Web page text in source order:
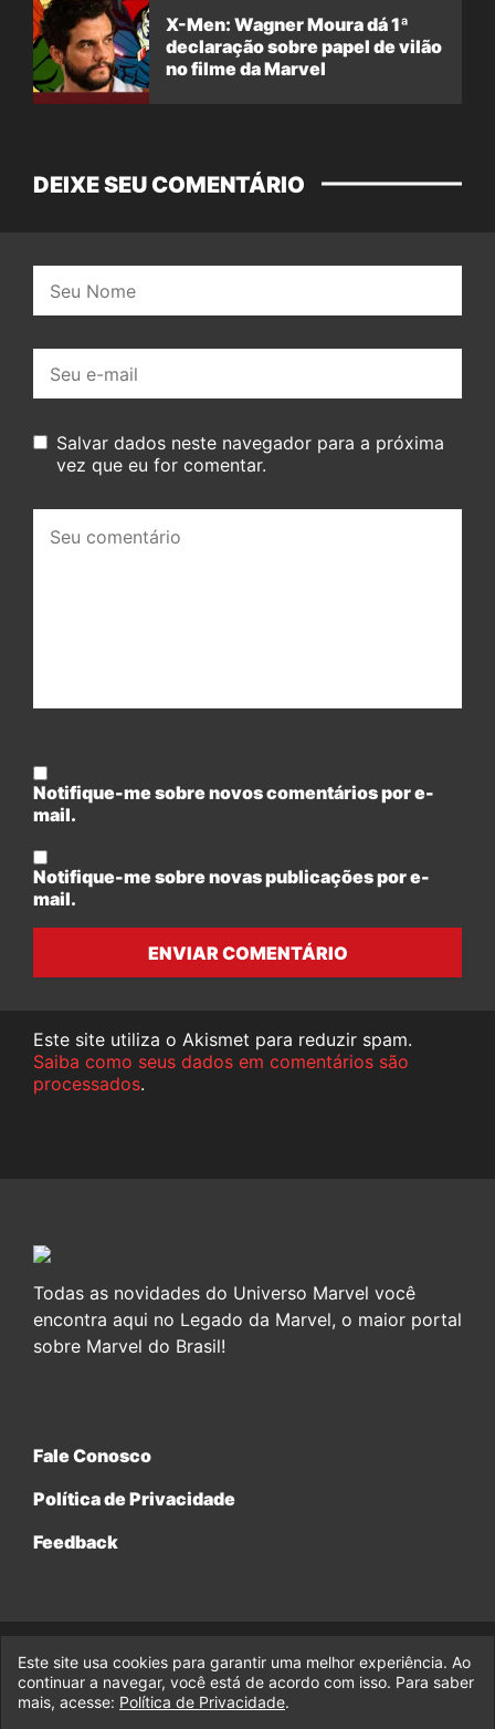
X-Men: Wagner Moura dá 1ª
declaração sobre papel de vilão
no filme da Marvel
DEIXE SEU COMENTÁRIO
mail:
Salvar dados neste navegador para a próxima
vez que eu for comentar.
comentário:
Notifique-me sobre novos comentários por e-
mail.
Notifique-me sobre novas publicações por e-
mail.
ENVIAR COMENTÁRIO
Este site utiliza o Akismet para reduzir spam.
Saiba como seus dados em comentários são
processados.
Todas as novidades do Universo Marvel você
encontra aqui no Legado da Marvel, o maior portal
sobre Marvel do Brasil!
Fale Conosco
Política de Privacidade
Feedback
© 2017-2026 Legado da Marvel, uma empresa da Legado
Enterprises.
Este site usa cookies para garantir uma melhor experiência. Ao
continuar a navegar, você está de acordo com isso. Para saber
mais, acesse: Política de Privacidade.